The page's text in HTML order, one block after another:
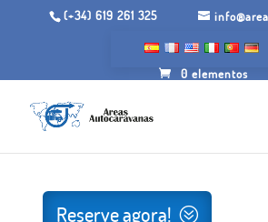
(+34) 619 261 325
0 elementos
La Siesta de la Gaviota, Chipiona, Cádiz
Reserve agora!